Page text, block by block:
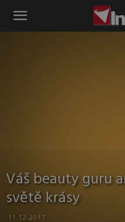
Instinkt
Váš beauty guru
světě krásy
11.12.2017